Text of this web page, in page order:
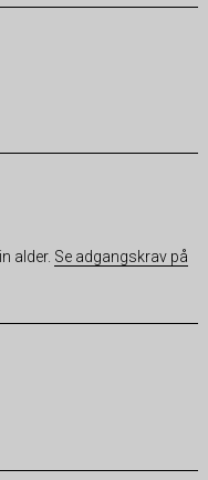
alder. Se adgangskrav på